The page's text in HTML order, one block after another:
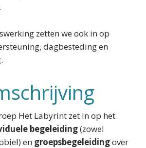
zetten we ook in op
dagbesteding en
Het Labyrint zet in op het
begeleiding(zowel
en groepsbegeleidingover